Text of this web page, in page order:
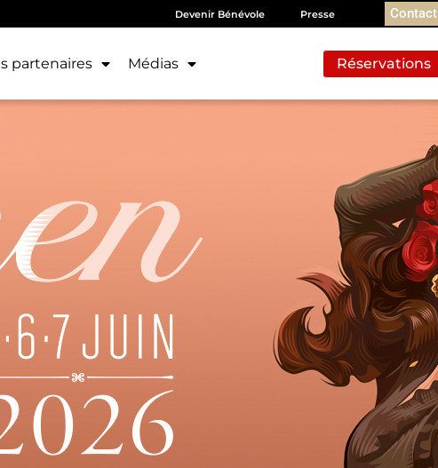
Devenir Bénévole Presse Contact
partenaires Médias Réservations